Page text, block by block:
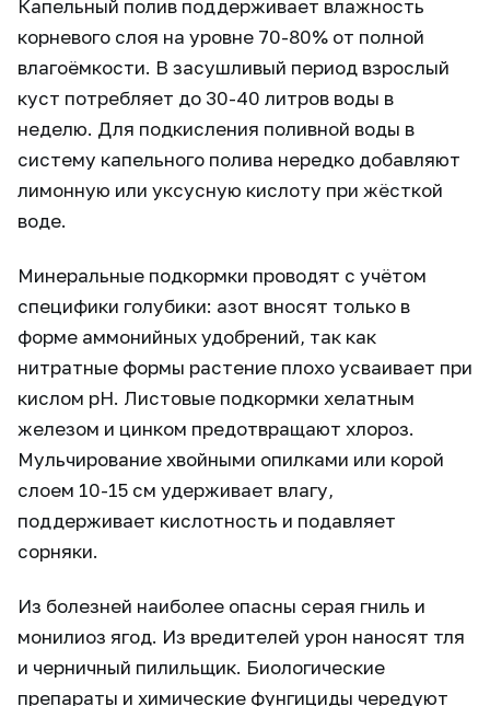
Капельный полив поддерживает влажность
корневого слоя на уровне 70-80% от полной
влагоёмкости. В засушливый период взрослый
куст потребляет до 30-40 литров воды в
неделю. Для подкисления поливной воды в
систему капельного полива нередко добавляют
лимонную или уксусную кислоту при жёсткой
воде.
Минеральные подкормки проводят с учётом
специфики голубики: азот вносят только в
форме аммонийных удобрений, так как
нитратные формы растение плохо усваивает при
кислом pH. Листовые подкормки хелатным
железом и цинком предотвращают хлороз.
Мульчирование хвойными опилками или корой
слоем 10-15 см удерживает влагу,
поддерживает кислотность и подавляет
сорняки.
Из болезней наиболее опасны серая гниль и
монилиоз ягод. Из вредителей урон наносят тля
и черничный пилильщик. Биологические
препараты и химические фунгициды чередуют